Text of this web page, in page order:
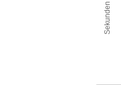
Sekunden